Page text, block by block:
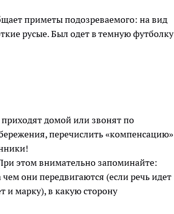
приметы подозреваемого: на вид
русые. Был одет в темную футболку
домой или звонят по
перечислить «компенсацию»
этом внимательно запоминайте:
они передвигаются (если речь идет
и марку), в какую сторону